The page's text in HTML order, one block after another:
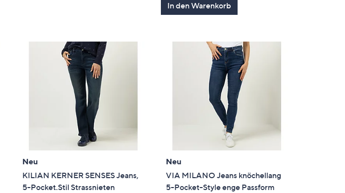
In den Warenkorb
Neu
KILIAN KERNER SENSES Jeans,
5-Pocket.Stil Strassnieten
Neu
VIA MILANO Jeans knöchellang
5-Pocket-Style enge Passform